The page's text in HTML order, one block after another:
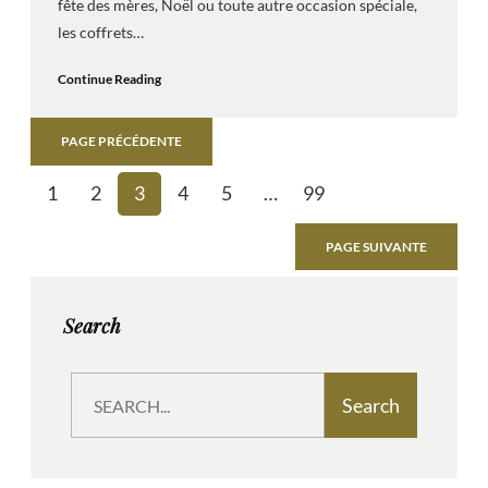
fête des mères, Noël ou toute autre occasion spéciale,
les coffrets…
Continue Reading
PAGE PRÉCÉDENTE
1 2 3 4 5 … 99
PAGE SUIVANTE
Search
a
Search